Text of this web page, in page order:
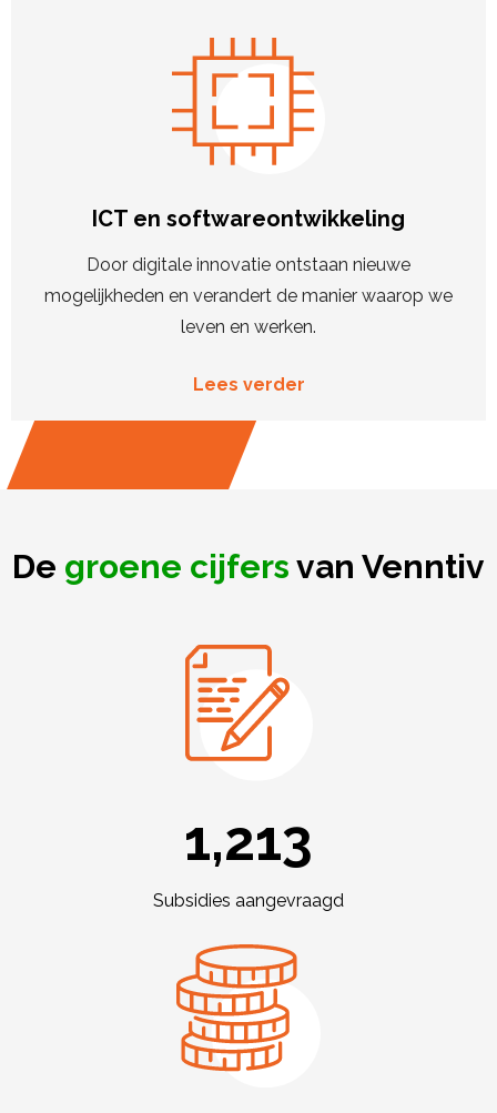
ICT en softwareontwikkeling
Door digitale innovatie ontstaan nieuwe
mogelijkheden en verandert de manier waarop we
leven en werken.
Lees verder
De groene cijfers van Venntiv
1,244
Subsidies aangevraagd